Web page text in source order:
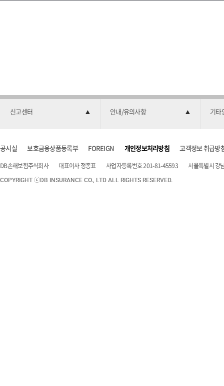
신고센터 안내/유의사항 기타
공시실 보호금융상품등록부 FOREIGN 개인정보처리방침 고객정보 취급방
DB손해보험주식회사 대표이사 정종표 사업자등록번호 201-81-45593 서울특별시 강
COPYRIGHT ⓒDB INSURANCE CO., LTD ALL RIGHTS RESERVED.